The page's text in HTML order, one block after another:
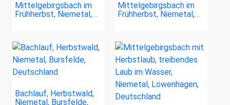
Mittelgebirgsbach im
Frühherbst, Niemetal,…
Mittelgebirgsbach im
Frühherbst, Niemetal,…
Bachlauf, Herbstwald,
Niemetal, Bursfelde,